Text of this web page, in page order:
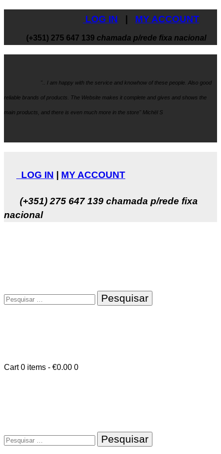
LOG IN MY ACCOUNT
(+351) 275 647 139 chamada p/rede fixa nacional
".. I am happy with the service and knowhow of these people. Also good
reliable brands of products. The Website makes it complete and gives and shows the
main products, and there is even much more in the store" Michël S
LOG IN MY ACCOUNT
(+351) 275 647 139 chamada p/rede fixa
nacional
Pesquisar
por:
Cart 0 items - €0.00 0
Pesquisar
por: